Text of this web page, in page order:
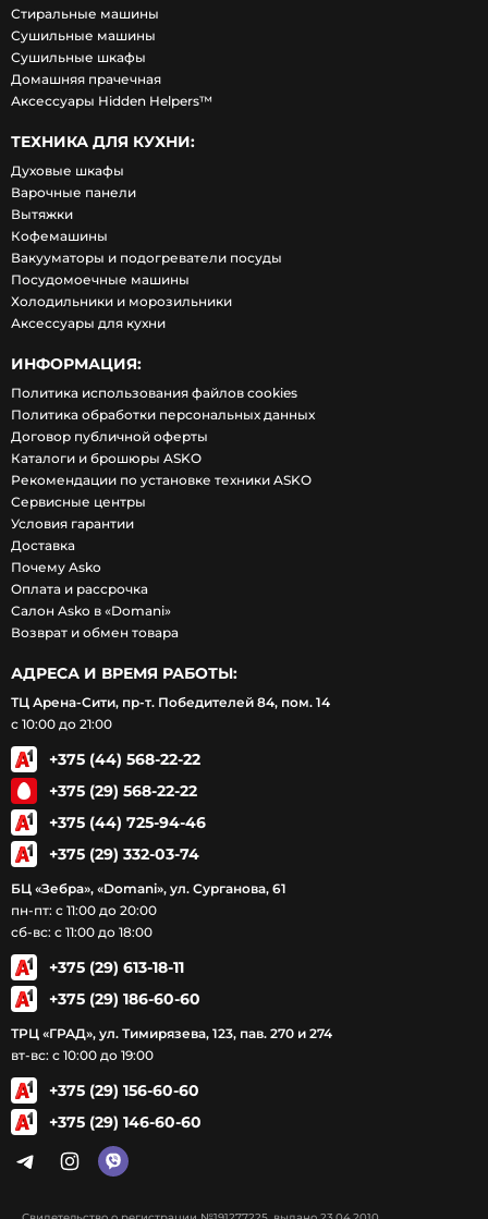
Стиральные машины
Сушильные машины
Сушильные шкафы
Домашняя прачечная
Аксессуары Hidden Helpers™
ТЕХНИКА ДЛЯ КУХНИ:
Духовые шкафы
Варочные панели
Вытяжки
Кофемашины
Вакууматоры и подогреватели посуды
Посудомоечные машины
Холодильники и морозильники
Аксессуары для кухни
ИНФОРМАЦИЯ:
Политика использования файлов cookies
Политика обработки персональных данных
Договор публичной оферты
Каталоги и брошюры ASKO
Рекомендации по установке техники ASKO
Сервисные центры
Условия гарантии
Доставка
Почему Asko
Оплата и рассрочка
Салон Asko в «Domani»
Возврат и обмен товара
АДРЕСА И ВРЕМЯ РАБОТЫ:
ТЦ Арена-Сити, пр-т. Победителей 84, пом. 14
с 10:00 до 21:00
+375 (44) 568-22-22
+375 (29) 568-22-22
+375 (44) 725-94-46
+375 (29) 332-03-74
БЦ «Зебра», «Domani», ул. Сурганова, 61
пн-пт: с 11:00 до 20:00
сб-вс: с 11:00 до 18:00
+375 (29) 613-18-11
+375 (29) 186-60-60
ТРЦ «ГРАД», ул. Тимирязева, 123, пав. 270 и 274
вт-вс: с 10:00 до 19:00
+375 (29) 156-60-60
+375 (29) 146-60-60